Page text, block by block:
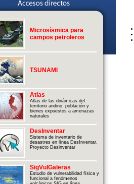
Microsísmica para
campos petroleros
TSUNAMI
Atlas
Atlas de las dinámicas del
territorio andino: población y
bienes expuestos a amenazas
naturales
DesInventar
Sistema de inventario de
desastres en línea DesInventar.
Proyecto Desinventar
SigVulGaleras
Estudio de vulnerabilidad física y
funcional a fenómenos